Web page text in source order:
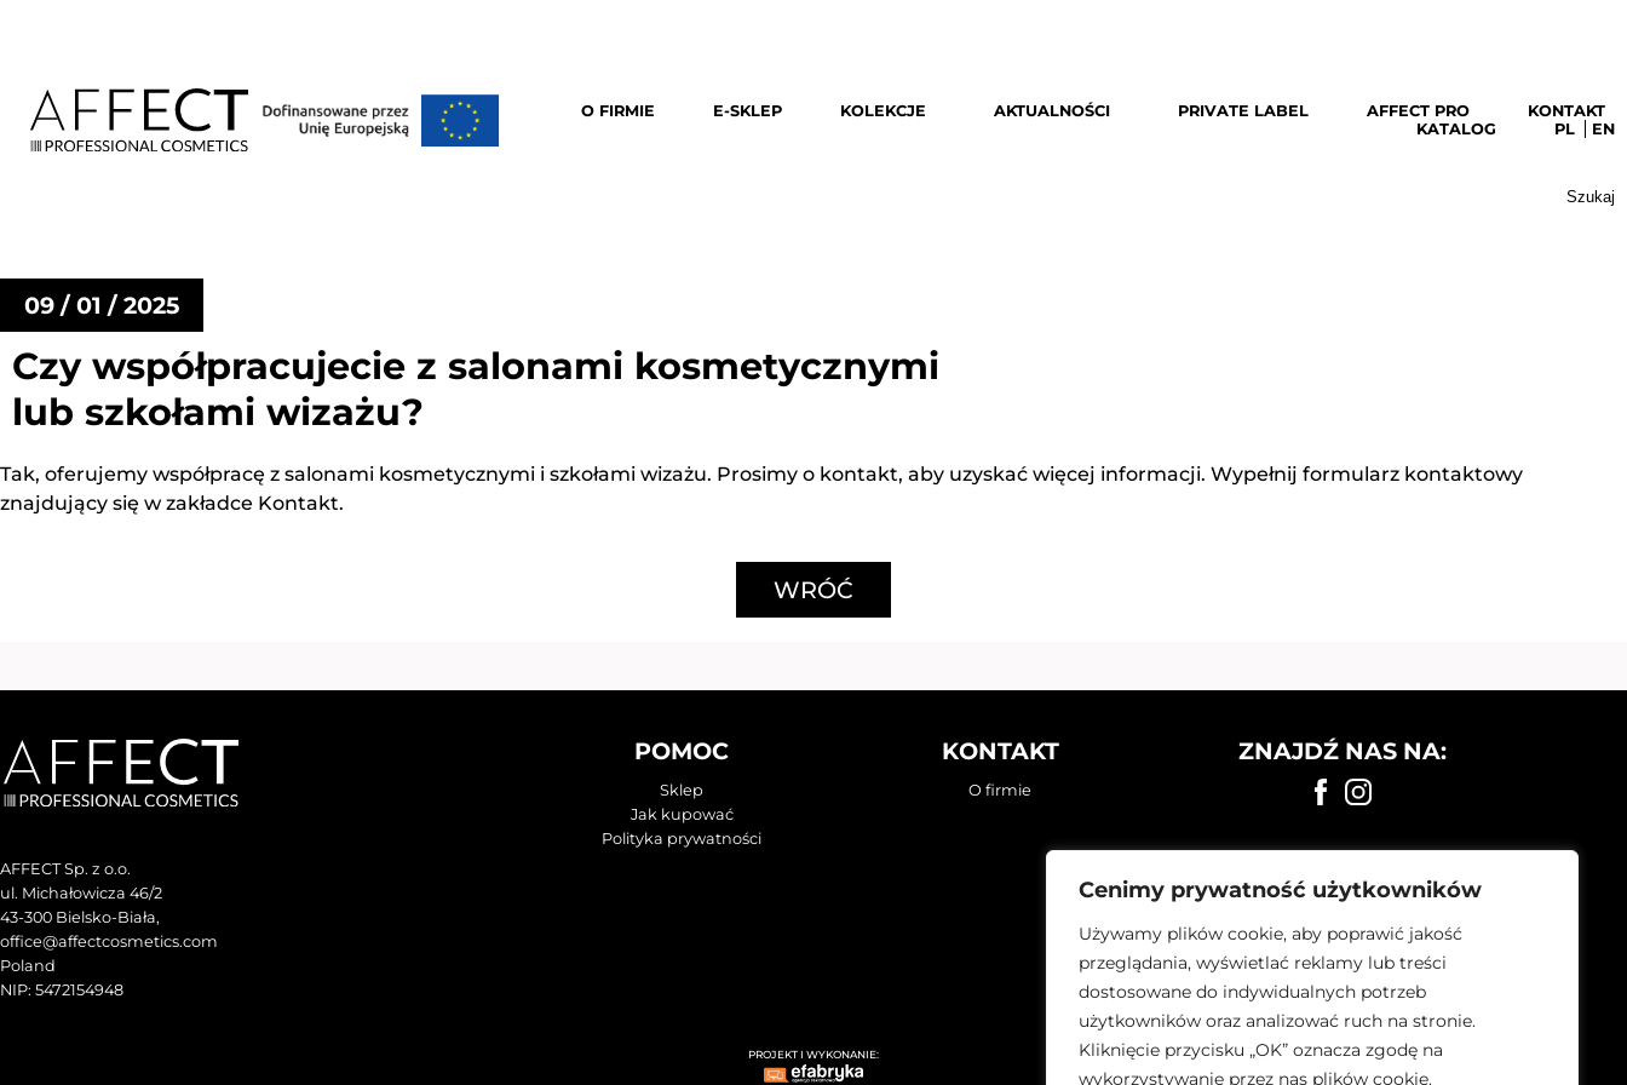
Cenimy prywatność użytkowników
Używamy plików cookie, aby poprawić jakość
przeglądania, wyświetlać reklamy lub treści
dostosowane do indywidualnych potrzeb
użytkowników oraz analizować ruch na stronie.
Kliknięcie przycisku „OK” oznacza zgodę na
wykorzystywanie przez nas plików cookie.
O FIRMIE E-SKLEP KOLEKCJE AKTUALNOŚCI PRIVATE LABEL AFFECT PRO
KONTAKT
KATALOG
PL EN
09 / 01 / 2025
Czy współpracujecie z salonami kosmetycznymi
lub szkołami wizażu?
Tak, oferujemy współpracę z salonami kosmetycznymi i szkołami wizażu. Prosimy o kontakt, aby uzyskać więcej informacji. Wypełnij formularz kontaktowy
znajdujący się w zakładce Kontakt.
WRÓĆ
AFFECT Sp. z o.o.
ul. Michałowicza 46/2
43-300 Bielsko-Biała,
office@affectcosmetics.com
Poland
NIP: 5472154948
POMOC
Sklep
Jak kupować
Polityka prywatności
KONTAKT
O firmie
ZNAJDŹ NAS NA:
PROJEKT I WYKONANIE: